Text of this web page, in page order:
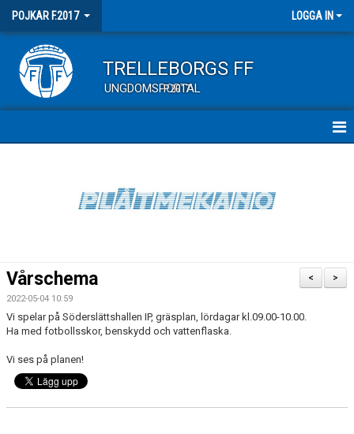
POJKAR F.2017 LOGGA IN
TRELLEBORGS FF
UNGDOMSPORTAL
P2017
KONTAKT
>
<
Vårschema
2022-05-04 10:59
Vi spelar på Söderslättshallen IP, gräsplan, lördagar kl.09.00-10.00.
Ha med fotbollsskor, benskydd och vattenflaska.
Vi ses på planen!